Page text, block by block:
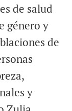
de salud
género y
de
y